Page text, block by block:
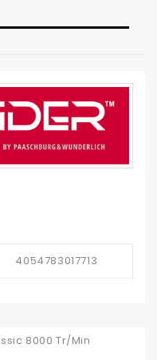
4054783017713
8000 Tr/min